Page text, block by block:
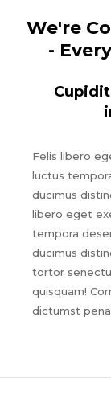
We're
-
Felis libero
luctus
ducimus
libero eget
tempora
ducimus
tortor
quisquam!
dictumst